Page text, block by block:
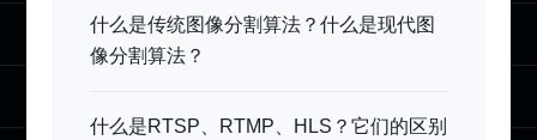
什么是传统图像分割算法？什么是现代图
像分割算法？
什么是RTSP、RTMP、HLS？它们的区别